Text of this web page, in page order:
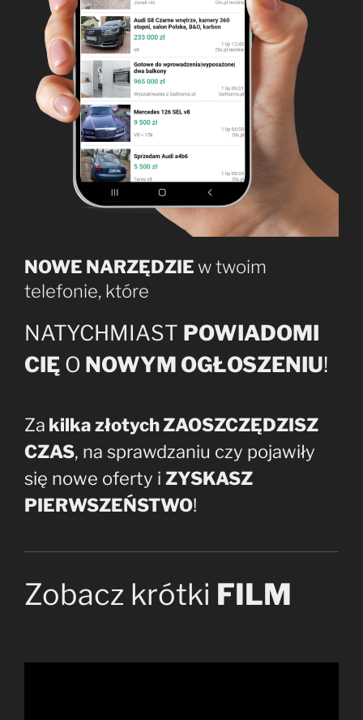
NOWE NARZĘDZIEw twoim
telefonie, które
NATYCHMIAST POWIADOMI
CIĘ O NOWYM OGŁOSZENIU!
Za kilka złotych ZAOSZCZĘDZISZ
CZAS, na sprawdzaniu czy pojawiły
się nowe oferty i ZYSKASZ
PIERWSZEŃSTWO!
Zobacz krótki FILM